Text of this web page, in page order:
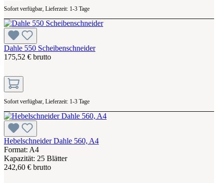
Sofort verfügbar, Lieferzeit: 1-3 Tage
Dahle 550 Scheibenschneider
175,52 € brutto
Sofort verfügbar, Lieferzeit: 1-3 Tage
Hebelschneider Dahle 560, A4
Format: A4
Kapazität: 25 Blätter
242,60 € brutto